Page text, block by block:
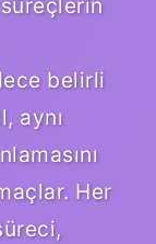
belirli
aynı
Her